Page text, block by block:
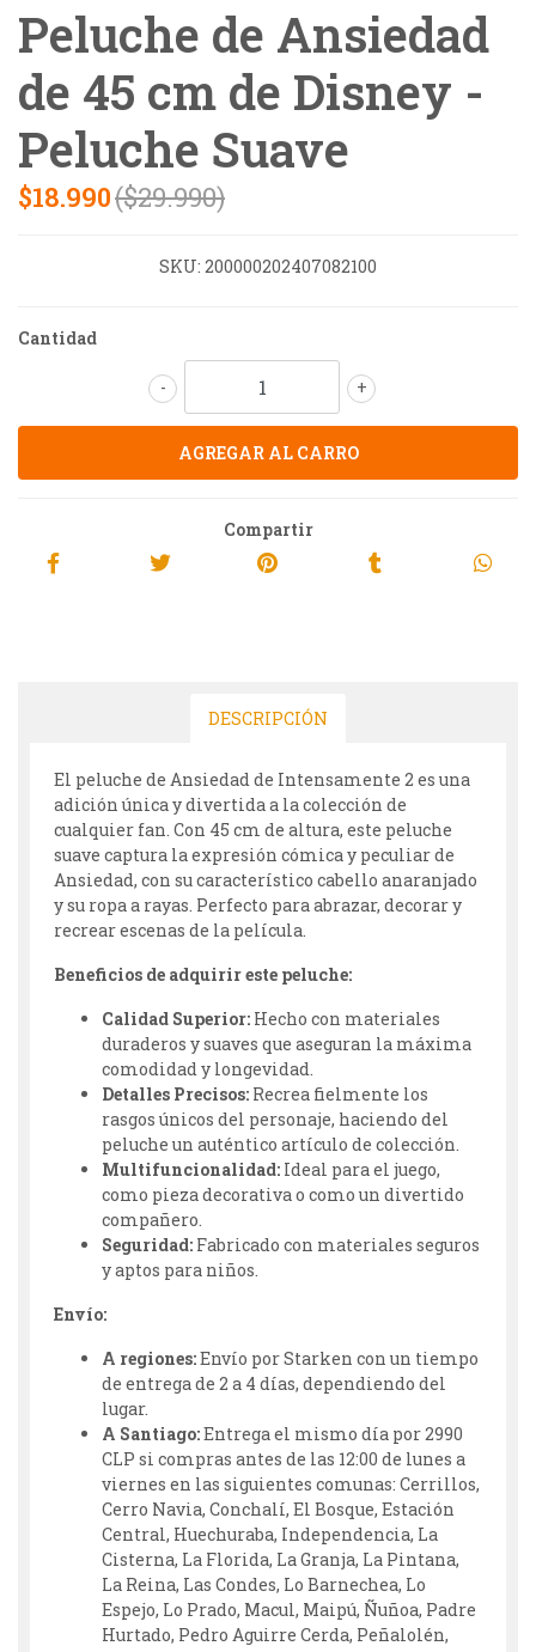
Peluche de Ansiedad
de 45 cm de Disney -
Peluche Suave
$18.990($29.990)
SKU: 200000202407082100
Cantidad
+
-
Compartir
DESCRIPCIÓN
El peluche de Ansiedad de Intensamente 2 es una
adición única y divertida a la colección de
cualquier fan. Con 45 cm de altura, este peluche
suave captura la expresión cómica y peculiar de
Ansiedad, con su característico cabello anaranjado
y su ropa a rayas. Perfecto para abrazar, decorar y
recrear escenas de la película.
Beneficios de adquirir este peluche:
Calidad Superior: Hecho con materiales
duraderos y suaves que aseguran la máxima
comodidad y longevidad.
Detalles Precisos: Recrea fielmente los
rasgos únicos del personaje, haciendo del
peluche un auténtico artículo de colección.
Multifuncionalidad: Ideal para el juego,
como pieza decorativa o como un divertido
compañero.
Seguridad: Fabricado con materiales seguros
y aptos para niños.
Envío:
A regiones:Envío por Starken con un tiempo
de entrega de 2 a 4 días, dependiendo del
lugar.
A Santiago:Entrega el mismo día por 2990
CLP si compras antes de las 12:00 de lunes a
viernes en las siguientes comunas: Cerrillos,
Cerro Navia, Conchalí, El Bosque, Estación
Central, Huechuraba, Independencia, La
Cisterna, La Florida, La Granja, La Pintana,
La Reina, Las Condes, Lo Barnechea, Lo
Espejo, Lo Prado, Macul, Maipú, Ñuñoa, Padre
Hurtado, Pedro Aguirre Cerda, Peñalolén,